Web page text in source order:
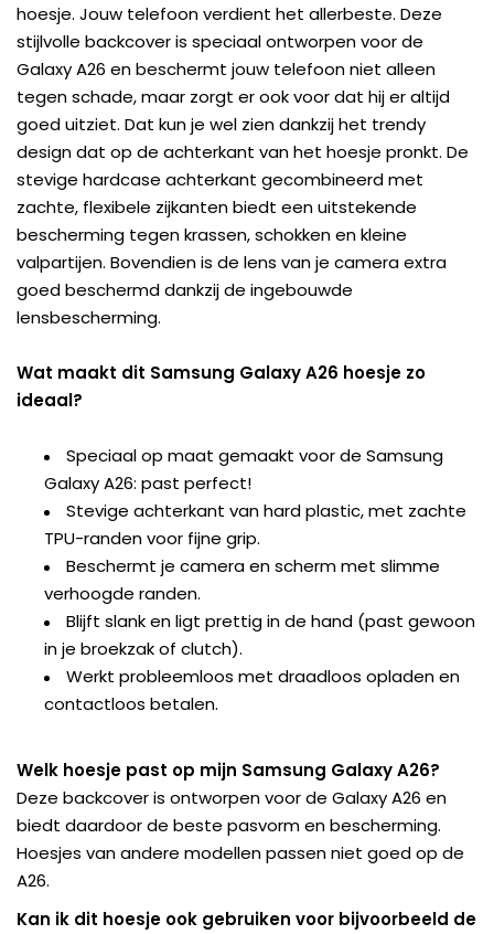
hoesje. Jouw telefoon verdient het allerbeste. Deze
stijlvolle backcover is speciaal ontworpen voor de
Galaxy A26 en beschermt jouw telefoon niet alleen
tegen schade, maar zorgt er ook voor dat hij er altijd
goed uitziet. Dat kun je wel zien dankzij het trendy
design dat op de achterkant van het hoesje pronkt. De
stevige hardcase achterkant gecombineerd met
zachte, flexibele zijkanten biedt een uitstekende
bescherming tegen krassen, schokken en kleine
valpartijen. Bovendien is de lens van je camera extra
goed beschermd dankzij de ingebouwde
lensbescherming.
Wat maakt dit Samsung Galaxy A26 hoesje zo
ideaal?
Speciaal op maat gemaakt voor de Samsung
Galaxy A26: past perfect!
Stevige achterkant van hard plastic, met zachte
TPU-randen voor fijne grip.
Beschermt je camera en scherm met slimme
verhoogde randen.
Blijft slank en ligt prettig in de hand (past gewoon
in je broekzak of clutch).
Werkt probleemloos met draadloos opladen en
contactloos betalen.
Welk hoesje past op mijn Samsung Galaxy A26?
Deze backcover is ontworpen voor de Galaxy A26 en
biedt daardoor de beste pasvorm en bescherming.
Hoesjes van andere modellen passen niet goed op de
A26.
Kan ik dit hoesje ook gebruiken voor bijvoorbeeld de